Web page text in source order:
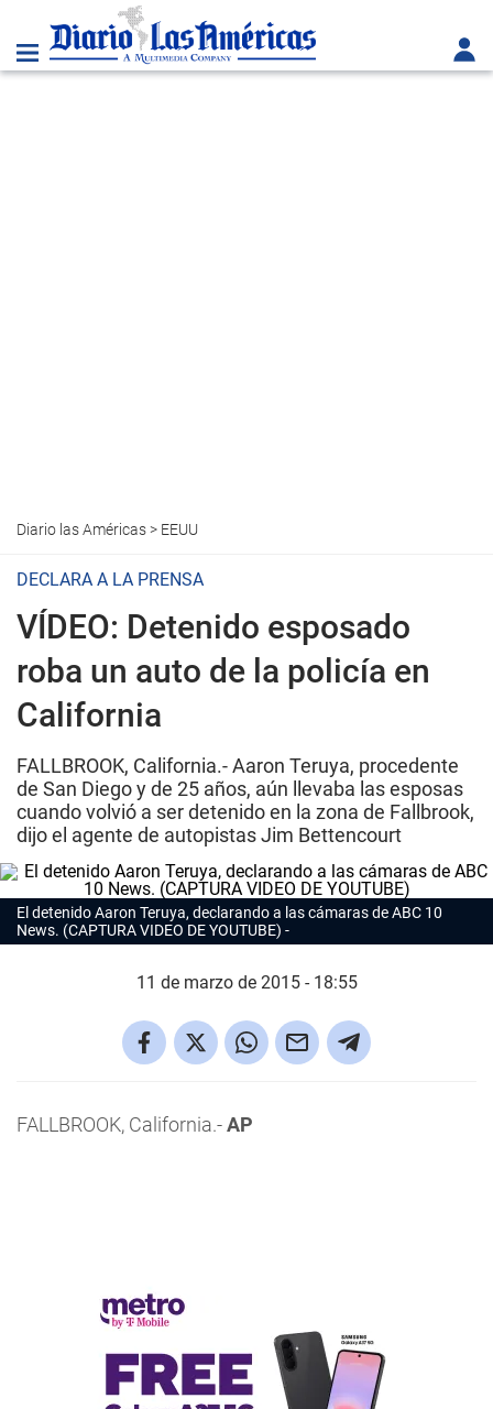
Diario las Américas> EEUU
DECLARA A LA PRENSA
VÍDEO: Detenido esposado
roba un auto de la policía en
California
FALLBROOK, California.- Aaron Teruya, procedente
de San Diego y de 25 años, aún llevaba las esposas
cuando volvió a ser detenido en la zona de Fallbrook,
dijo el agente de autopistas Jim Bettencourt
El detenido Aaron Teruya, declarando a las cámaras de ABC 10
News. (CAPTURA VIDEO DE YOUTUBE)
11 de marzo de 2015 - 18:55
FALLBROOK, California.-AP